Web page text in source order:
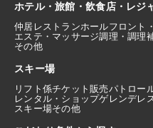
ホテル・旅館・飲食店・レジ
仲居 レストランホールフロント
エステ・マッサージ調理・調理
その他
スキー場
リフト係チケット販売パトロー
レンタル・ショップゲレンデレ
スキー場その他